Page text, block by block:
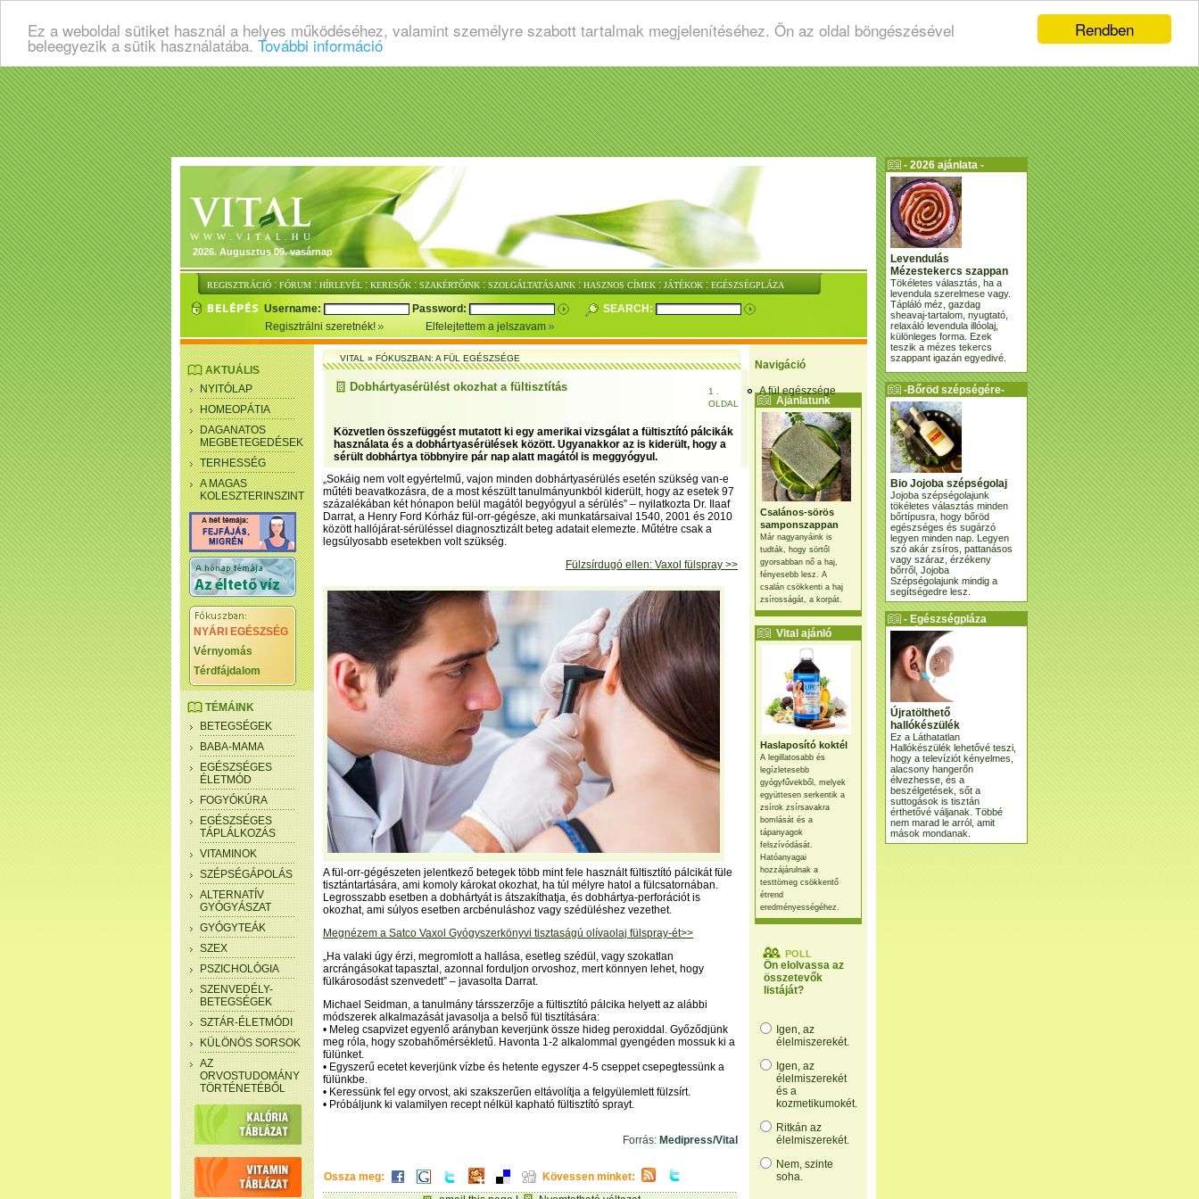
Rendben
Ez a weboldal sütiket használ a helyes működéséhez, valamint személyre szabott tartalmak megjelenítéséhez. Ön az oldal böngészésével
beleegyezik a sütik használatába. További információ
2026. Augusztus 09. vasárnap
REGISZTRÁCIÓ : FÓRUM : HÍRLEVÉL : KERESŐK : SZAKÉRTŐINK : SZOLGÁLTATÁSAINK : HASZNOS CÍMEK : JÁTÉKOK : EGÉSZSÉGPLÁZA
Username: Password:
SEARCH:
Regisztrálni szeretnék!
Elfelejtettem a jelszavam
Navigáció
A fül egészsége
Ajánlatunk
Csalános-sörös
samponszappan
Már nagyanyáink is
tudták, hogy sörtől
gyorsabban nő a haj,
fényesebb lesz. A
csalán csökkenti a haj
zsírosságát, a korpát.
Vital ajánló
Haslaposító koktél
A legillatosabb és
legízletesebb
gyógyfűvekből, melyek
együttesen serkentik a
zsírok zsírsavakra
bomlását és a
tápanyagok
felszívódását.
Hatóanyagai
hozzájárulnak a
testtömeg csökkentő
étrend
eredményességéhez.
POLL
Ön elolvassa az
összetevők
listáját?
Igen, az
élelmiszerekét.
Igen, az
élelmiszerekét
és a
kozmetikumokét.
Ritkán az
élelmiszerekét.
Nem, szinte
soha.
AKTUÁLIS
NYITÓLAP
HOMEOPÁTIA
DAGANATOS
MEGBETEGEDÉSEK
TERHESSÉG
A MAGAS
KOLESZTERINSZINT
NYÁRI EGÉSZSÉG
Vérnyomás
Térdfájdalom
TÉMÁINK
BETEGSÉGEK
BABA-MAMA
EGÉSZSÉGES
ÉLETMÓD
FOGYÓKÚRA
EGÉSZSÉGES
TÁPLÁLKOZÁS
VITAMINOK
SZÉPSÉGÁPOLÁS
ALTERNATÍV
GYÓGYÁSZAT
GYÓGYTEÁK
SZEX
PSZICHOLÓGIA
SZENVEDÉLY-
BETEGSÉGEK
SZTÁR-ÉLETMÓDI
KÜLÖNÖS SORSOK
AZ
ORVOSTUDOMÁNY
TÖRTÉNETÉBŐL
VITAL»FÓKUSZBAN: A FÜL EGÉSZSÉGE
Dobhártyasérülést okozhat a fültisztítás
1 .
OLDAL
Közvetlen összefüggést mutatott ki egy amerikai vizsgálat a fültisztító pálcikák
használata és a dobhártyasérülések között. Ugyanakkor az is kiderült, hogy a
sérült dobhártya többnyire pár nap alatt magától is meggyógyul.
„Sokáig nem volt egyértelmű, vajon minden dobhártyasérülés esetén szükség van-e
műtéti beavatkozásra, de a most készült tanulmányunkból kiderült, hogy az esetek 97
százalékában két hónapon belül magától begyógyul a sérülés” – nyilatkozta Dr. Ilaaf
Darrat, a Henry Ford Kórház fül-orr-gégésze, aki munkatársaival 1540, 2001 és 2010
között hallójárat-sérüléssel diagnosztizált beteg adatait elemezte. Műtétre csak a
legsúlyosabb esetekben volt szükség.
Fülzsírdugó ellen: Vaxol fülspray >>
A fül-orr-gégészeten jelentkező betegek több mint fele használt fültisztító pálcikát füle
tisztántartására, ami komoly károkat okozhat, ha túl mélyre hatol a fülcsatornában.
Legrosszabb esetben a dobhártyát is átszakíthatja, és dobhártya-perforációt is
okozhat, ami súlyos esetben arcbénuláshoz vagy szédüléshez vezethet.
Megnézem a Satco Vaxol Gyógyszerkönyvi tisztaságú olívaolaj fülspray-ét>>
„Ha valaki úgy érzi, megromlott a hallása, esetleg szédül, vagy szokatlan
arcrángásokat tapasztal, azonnal forduljon orvoshoz, mert könnyen lehet, hogy
fülkárosodást szenvedett” – javasolta Darrat.
Michael Seidman, a tanulmány társszerzője a fültisztító pálcika helyett az alábbi
módszerek alkalmazását javasolja a belső fül tisztítására:
• Meleg csapvizet egyenlő arányban keverjünk össze hideg peroxiddal. Győződjünk
meg róla, hogy szobahőmérsékletű. Havonta 1-2 alkalommal gyengéden mossuk ki a
fülünket.
• Egyszerű ecetet keverjünk vízbe és hetente egyszer 4-5 cseppet csepegtessünk a
fülünkbe.
• Keressünk fel egy orvost, aki szakszerűen eltávolítja a felgyülemlett fülzsírt.
• Próbáljunk ki valamilyen recept nélkül kapható fültisztító sprayt.
Forrás: Medipress/Vital
Ossza meg:
Kövessen minket:
- 2026 ajánlata -
Levendulás
Mézestekercs szappan
Tökéletes választás, ha a
levendula szerelmese vagy.
Tápláló méz, gazdag
sheavaj-tartalom, nyugtató,
relaxáló levendula illóolaj,
különleges forma. Ezek
teszik a mézes tekercs
szappant igazán egyedivé.
-Bőröd szépségére-
Bio Jojoba szépségolaj
Jojoba szépségolajunk
tökéletes választás minden
bőrtípusra, hogy bőröd
egészséges és sugárzó
legyen minden nap. Legyen
szó akár zsíros, pattanásos
vagy száraz, érzékeny
bőrről, Jojoba
Szépségolajunk mindig a
segítségedre lesz.
- Egészségpláza
ajánlatunk -
Újratölthető
hallókészülék
Ez a Láthatatlan
Hallókészülék lehetővé teszi,
hogy a televíziót kényelmes,
alacsony hangerőn
élvezhesse, és a
beszélgetések, sőt a
suttogások is tisztán
érthetővé váljanak. Többé
nem marad le arról, amit
mások mondanak.